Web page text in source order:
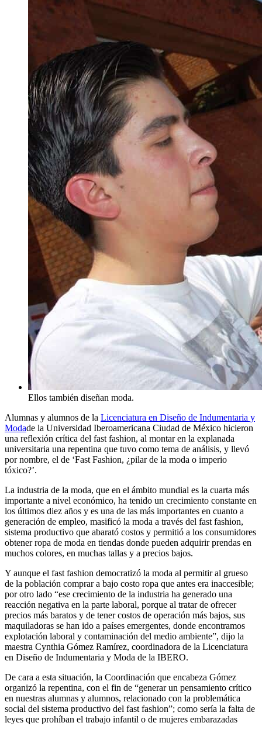
Ellos también diseñan moda.
Alumnas y alumnos de la Licenciatura en Diseño de Indumentaria y
Modade la Universidad Iberoamericana Ciudad de México hicieron
una reflexión crítica del fast fashion, al montar en la explanada
universitaria una repentina que tuvo como tema de análisis, y llevó
por nombre, el de ‘Fast Fashion, ¿pilar de la moda o imperio
tóxico?’.
La industria de la moda, que en el ámbito mundial es la cuarta más
importante a nivel económico, ha tenido un crecimiento constante en
los últimos diez años y es una de las más importantes en cuanto a
generación de empleo, masificó la moda a través del fast fashion,
sistema productivo que abarató costos y permitió a los consumidores
obtener ropa de moda en tiendas donde pueden adquirir prendas en
muchos colores, en muchas tallas y a precios bajos.
Y aunque el fast fashion democratizó la moda al permitir al grueso
de la población comprar a bajo costo ropa que antes era inaccesible;
por otro lado “ese crecimiento de la industria ha generado una
reacción negativa en la parte laboral, porque al tratar de ofrecer
precios más baratos y de tener costos de operación más bajos, sus
maquiladoras se han ido a países emergentes, donde encontramos
explotación laboral y contaminación del medio ambiente”, dijo la
maestra Cynthia Gómez Ramírez, coordinadora de la Licenciatura
en Diseño de Indumentaria y Moda de la IBERO.
De cara a esta situación, la Coordinación que encabeza Gómez
organizó la repentina, con el fin de “generar un pensamiento crítico
en nuestras alumnas y alumnos, relacionado con la problemática
social del sistema productivo del fast fashion”; como sería la falta de
leyes que prohíban el trabajo infantil o de mujeres embarazadas